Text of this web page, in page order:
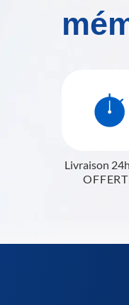
Livraison